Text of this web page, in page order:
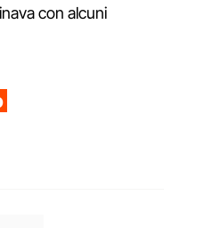
con alcuni